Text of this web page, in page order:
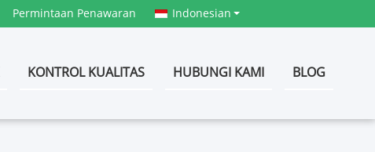
Permintaan Penawaran Indonesian
KONTROL KUALITAS HUBUNGI KAMI BLOG